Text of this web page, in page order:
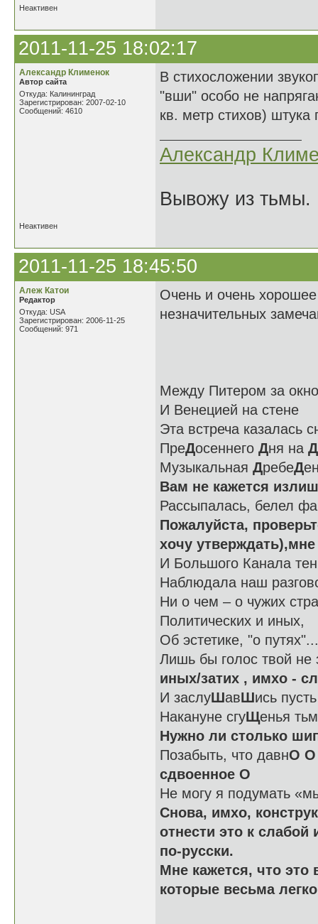
Неактивен
2011-11-25 18:02:17
Александр Клименок
Автор сайта
Откуда: Калининград
Зарегистрирован: 2007-02-10
Сообщений: 4610
В стихосложении
"вши" особо не
кв. метр стихов)
Александр
Вывожу из тьмы.
Неактивен
2011-11-25 18:45:50
Алеж Катои
Редактор
Откуда: USA
Зарегистрирован: 2006-11-25
Сообщений: 971
Очень и очень хорошее
незначительных
Между Питером за
И Венецией на стене
Эта встреча казалась
ПреДосеннего Дня на Д
Музыкальная ДребеД
Вам не кажется
Рассыпалась, белел
Пожалуйста,
хочу
И Большого Канала
Наблюдала наш
Ни о чем – о чужих
Политических и иных,
Об эстетике, "о
Лишь бы голос твой не
иных/затих , имхо -
И заслуШавШись
Накануне сгуЩенья
Нужно ли столько
Позабыть, что давнО О
сдвоенное О
Не могу я подумать
Снова, имхо,
отнести это к слабой
по-русски.
Мне кажется, что это
которые весьма